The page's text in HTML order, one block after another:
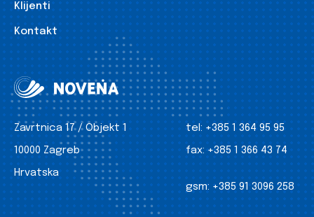
Klijenti
Kontakt
Zavrtnica 17 / Objekt 1
10000 Zagreb
Hrvatska
tel: +385 1 364 95 95
fax: +385 1 366 43 74
gsm: +385 91 3096 258